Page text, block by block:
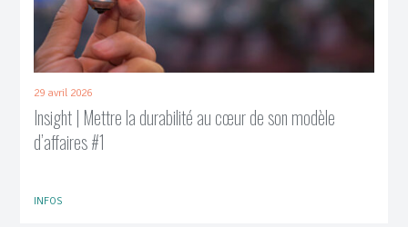
29 avril 2026
Insight | Mettre la durabilité au cœur de son modèle
d’affaires #1
INFOS